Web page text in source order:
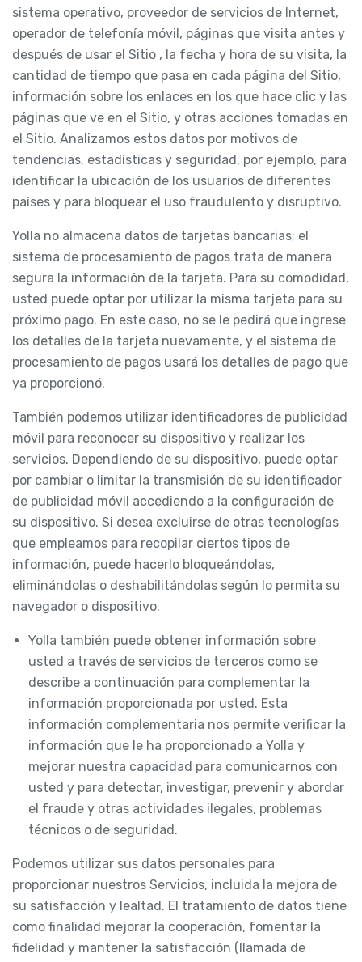
sistema operativo, proveedor de servicios de Internet,
operador de telefonía móvil, páginas que visita antes y
después de usar el Sitio , la fecha y hora de su visita, la
cantidad de tiempo que pasa en cada página del Sitio,
información sobre los enlaces en los que hace clic y las
páginas que ve en el Sitio, y otras acciones tomadas en
el Sitio. Analizamos estos datos por motivos de
tendencias, estadísticas y seguridad, por ejemplo, para
identificar la ubicación de los usuarios de diferentes
países y para bloquear el uso fraudulento y disruptivo.
Yolla no almacena datos de tarjetas bancarias; el
sistema de procesamiento de pagos trata de manera
segura la información de la tarjeta. Para su comodidad,
usted puede optar por utilizar la misma tarjeta para su
próximo pago. En este caso, no se le pedirá que ingrese
los detalles de la tarjeta nuevamente, y el sistema de
procesamiento de pagos usará los detalles de pago que
ya proporcionó.
También podemos utilizar identificadores de publicidad
móvil para reconocer su dispositivo y realizar los
servicios. Dependiendo de su dispositivo, puede optar
por cambiar o limitar la transmisión de su identificador
de publicidad móvil accediendo a la configuración de
su dispositivo. Si desea excluirse de otras tecnologías
que empleamos para recopilar ciertos tipos de
información, puede hacerlo bloqueándolas,
eliminándolas o deshabilitándolas según lo permita su
navegador o dispositivo.
Yolla también puede obtener información sobre
usted a través de servicios de terceros como se
describe a continuación para complementar la
información proporcionada por usted. Esta
información complementaria nos permite verificar la
información que le ha proporcionado a Yolla y
mejorar nuestra capacidad para comunicarnos con
usted y para detectar, investigar, prevenir y abordar
el fraude y otras actividades ilegales, problemas
técnicos o de seguridad.
Podemos utilizar sus datos personales para
proporcionar nuestros Servicios, incluida la mejora de
su satisfacción y lealtad. El tratamiento de datos tiene
como finalidad mejorar la cooperación, fomentar la
fidelidad y mantener la satisfacción (llamada de